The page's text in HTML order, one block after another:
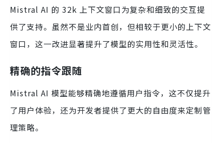
Mistral AI 的 32k 上下文窗口为复杂和细致的交互提
供了支持。虽然不是业内首创，但相较于更小的上下文
窗口，这一改进显著提升了模型的实用性和灵活性。
精确的指令跟随
Mistral AI 模型能够精确地遵循用户指令，这不仅提升
了用户体验，还为开发者提供了更大的自由度来定制管
理策略。